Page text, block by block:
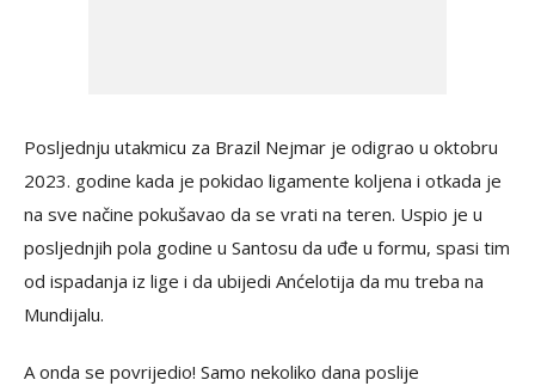
Posljednju utakmicu za Brazil Nejmar je odigrao u oktobru
2023. godine kada je pokidao ligamente koljena i otkada je
na sve načine pokušavao da se vrati na teren. Uspio je u
posljednjih pola godine u Santosu da uđe u formu, spasi tim
od ispadanja iz lige i da ubijedi Anćelotija da mu treba na
Mundijalu.
A onda se povrijedio! Samo nekoliko dana poslije